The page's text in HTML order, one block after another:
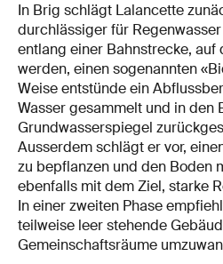
In Brig schlägt Lalancette
durchlässiger für
entlang einer Bahnstrecke,
werden, einen sogenannten
Weise entstünde ein
Wasser gesammelt und in den
Grundwasserspiegel
Ausserdem schlägt er vor,
zu bepflanzen und den Boden
ebenfalls mit dem Ziel, starke
In einer zweiten Phase
teilweise leer stehende
Gemeinschaftsräume